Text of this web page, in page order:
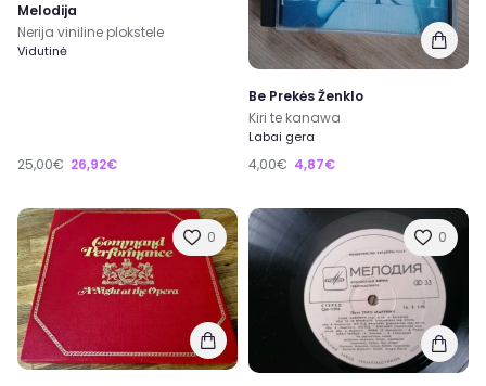
Melodija
Nerija viniline plokstele
Vidutinė
25,00€ 26,92€
Be Prekės Ženklo
Kiri te kanawa
Labai gera
4,00€ 4,87€
0 0